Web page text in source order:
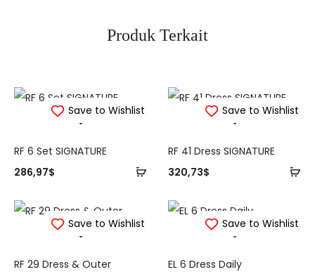
Produk Terkait
Save to Wishlist
Tambah
keranjang
RF 6 Set SIGNATURE
286,97$
Save to Wishlist
RF 41 Dress SIGNATURE
320,73$
Save to Wishlist
RF 29 Dress & Outer
Save to Wishlist
EL 6 Dress Daily